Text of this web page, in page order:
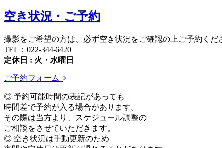
空き状況・ご予約
撮影をご希望の方は、必ず空き状況をご確認の上ご予約くだ
TEL：022-344-6420
定休日 : 火・水曜日
ご予約フォーム
◎ 予約可能時間の表記があっても
時間差で予約が入る場合があります。
その際は当方より、スケジュール調整の
ご相談をさせていただきます。
◎ 空き状況は手動更新のため、